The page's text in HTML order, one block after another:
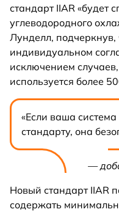
стандарт IIAR «будет
углеводородного
Лунделл, подчеркнув,
индивидуальном
исключением
используется более
«Если ваша система
стандарту, она
—
Новый стандарт IIAR
содержать